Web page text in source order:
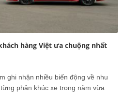
hàng Việt ưa chuộng nhất
ghi nhận nhiều biến động về nhu
phân khúc xe trong năm vừa